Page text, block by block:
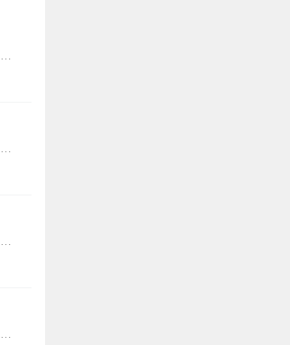
【内容简介】剑器有灵，天赋者能够发现剑灵。剑灵代表力量，是天运世界第一生产力，也是第一破坏力。成就剑灵者，财富、美女、地位等等，就会轰隆轰隆轰隆，不要命的砸下...
内容简介【黑暗文反派流封神之作】人是万物之灵，蛊是天地真精。一个穿越者不断重生的故事。一个养蛊、炼蛊、用蛊的奇特世界。配音组（男角色）老宝玉旁白...
【内容简介】剑器有灵，天赋者能够发现剑灵。剑灵代表力量，是天运世界第一生产力，也是第一破坏力。成就剑灵者，财富、美女、地位等等，就会轰隆轰隆轰隆，不要命的砸下...
【冒泡有奖】听说杨千幻那厮要与我一较高下，我许七安要开始装叉了！快进入声音播放页戳下方输入框，冒个泡偷偷告诉我，我要用哪些诗词才能胜过他？说得好的，有赏！202...